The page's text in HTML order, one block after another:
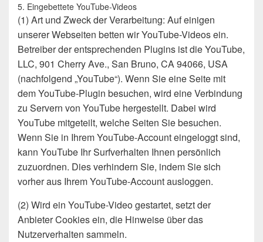
5. Eingebettete YouTube-Videos
(1) Art und Zweck der Verarbeitung: Auf einigen
unserer Webseiten betten wir YouTube-Videos ein.
Betreiber der entsprechenden Plugins ist die YouTube,
LLC, 901 Cherry Ave., San Bruno, CA 94066, USA
(nachfolgend „YouTube“). Wenn Sie eine Seite mit
dem YouTube-Plugin besuchen, wird eine Verbindung
zu Servern von YouTube hergestellt. Dabei wird
YouTube mitgeteilt, welche Seiten Sie besuchen.
Wenn Sie in Ihrem YouTube-Account eingeloggt sind,
kann YouTube Ihr Surfverhalten Ihnen persönlich
zuzuordnen. Dies verhindern Sie, indem Sie sich
vorher aus Ihrem YouTube-Account ausloggen.
(2) Wird ein YouTube-Video gestartet, setzt der
Anbieter Cookies ein, die Hinweise über das
Nutzerverhalten sammeln.